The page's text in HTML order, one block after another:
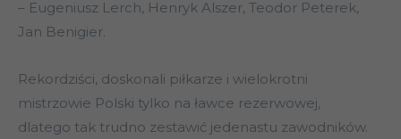
– Eugeniusz Lerch, Henryk Alszer, Teodor Peterek,
Jan Benigier.
Rekordziści, doskonali piłkarze i wielokrotni
mistrzowie Polski tylko na ławce rezerwowej,
dlatego tak trudno zestawić jedenastu zawodników.